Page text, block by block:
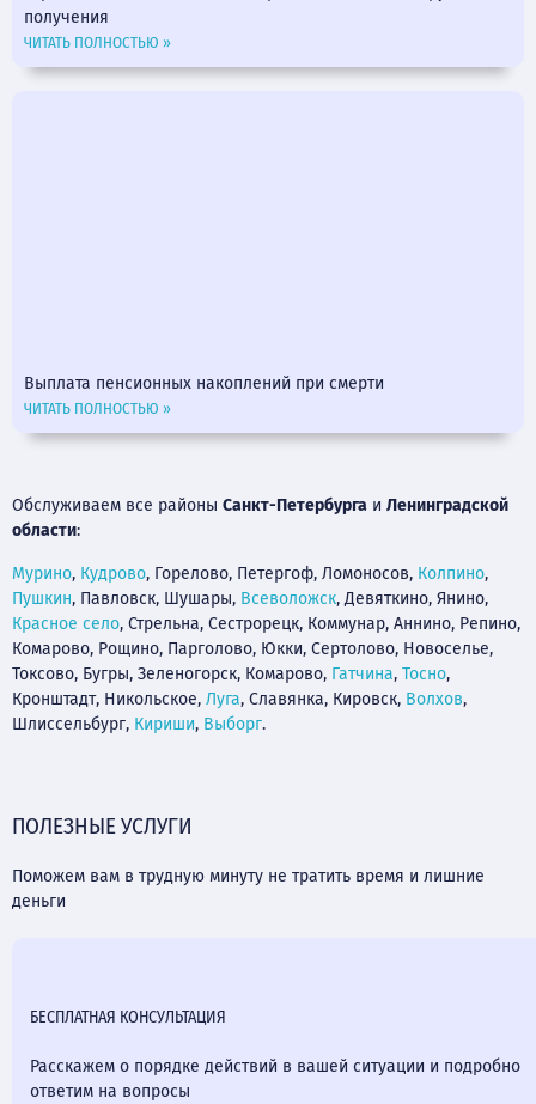
получения
ЧИТАТЬ ПОЛНОСТЬЮ »
Выплата пенсионных накоплений при смерти
ЧИТАТЬ ПОЛНОСТЬЮ »
Обслуживаем все районы Санкт-Петербурга и Ленинградской
области:
Мурино, Кудрово, Горелово, Петергоф, Ломоносов, Колпино,
Пушкин, Павловск, Шушары, Всеволожск, Девяткино, Янино,
Красное село, Стрельна, Сестрорецк, Коммунар, Аннино, Репино,
Комарово, Рощино, Парголово, Юкки, Сертолово, Новоселье,
Токсово, Бугры, Зеленогорск, Комарово, Гатчина, Тосно,
Кронштадт, Никольское, Луга, Славянка, Кировск, Волхов,
Шлиссельбург, Кириши, Выборг.
ПОЛЕЗНЫЕ УСЛУГИ
Поможем вам в трудную минуту не тратить время и лишние
деньги
БЕСПЛАТНАЯ КОНСУЛЬТАЦИЯ
Расскажем о порядке действий в вашей ситуации и подробно
ответим на вопросы